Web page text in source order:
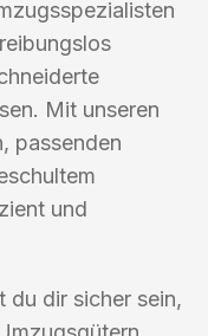
Mit unseren
passenden
und
du dir sicher sein,